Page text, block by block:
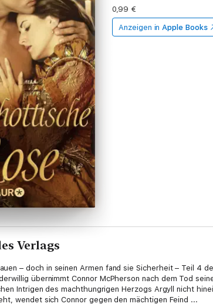
0,99 €
Anzeigen in Apple Books
Verlags
– doch in seinen Armen fand sie Sicherheit – Teil 4
übernimmt Connor McPherson nach dem Tod
Intrigen des machthungrigen Herzogs Argyll nicht
wendet sich Connor gegen den mächtigen Feind ...